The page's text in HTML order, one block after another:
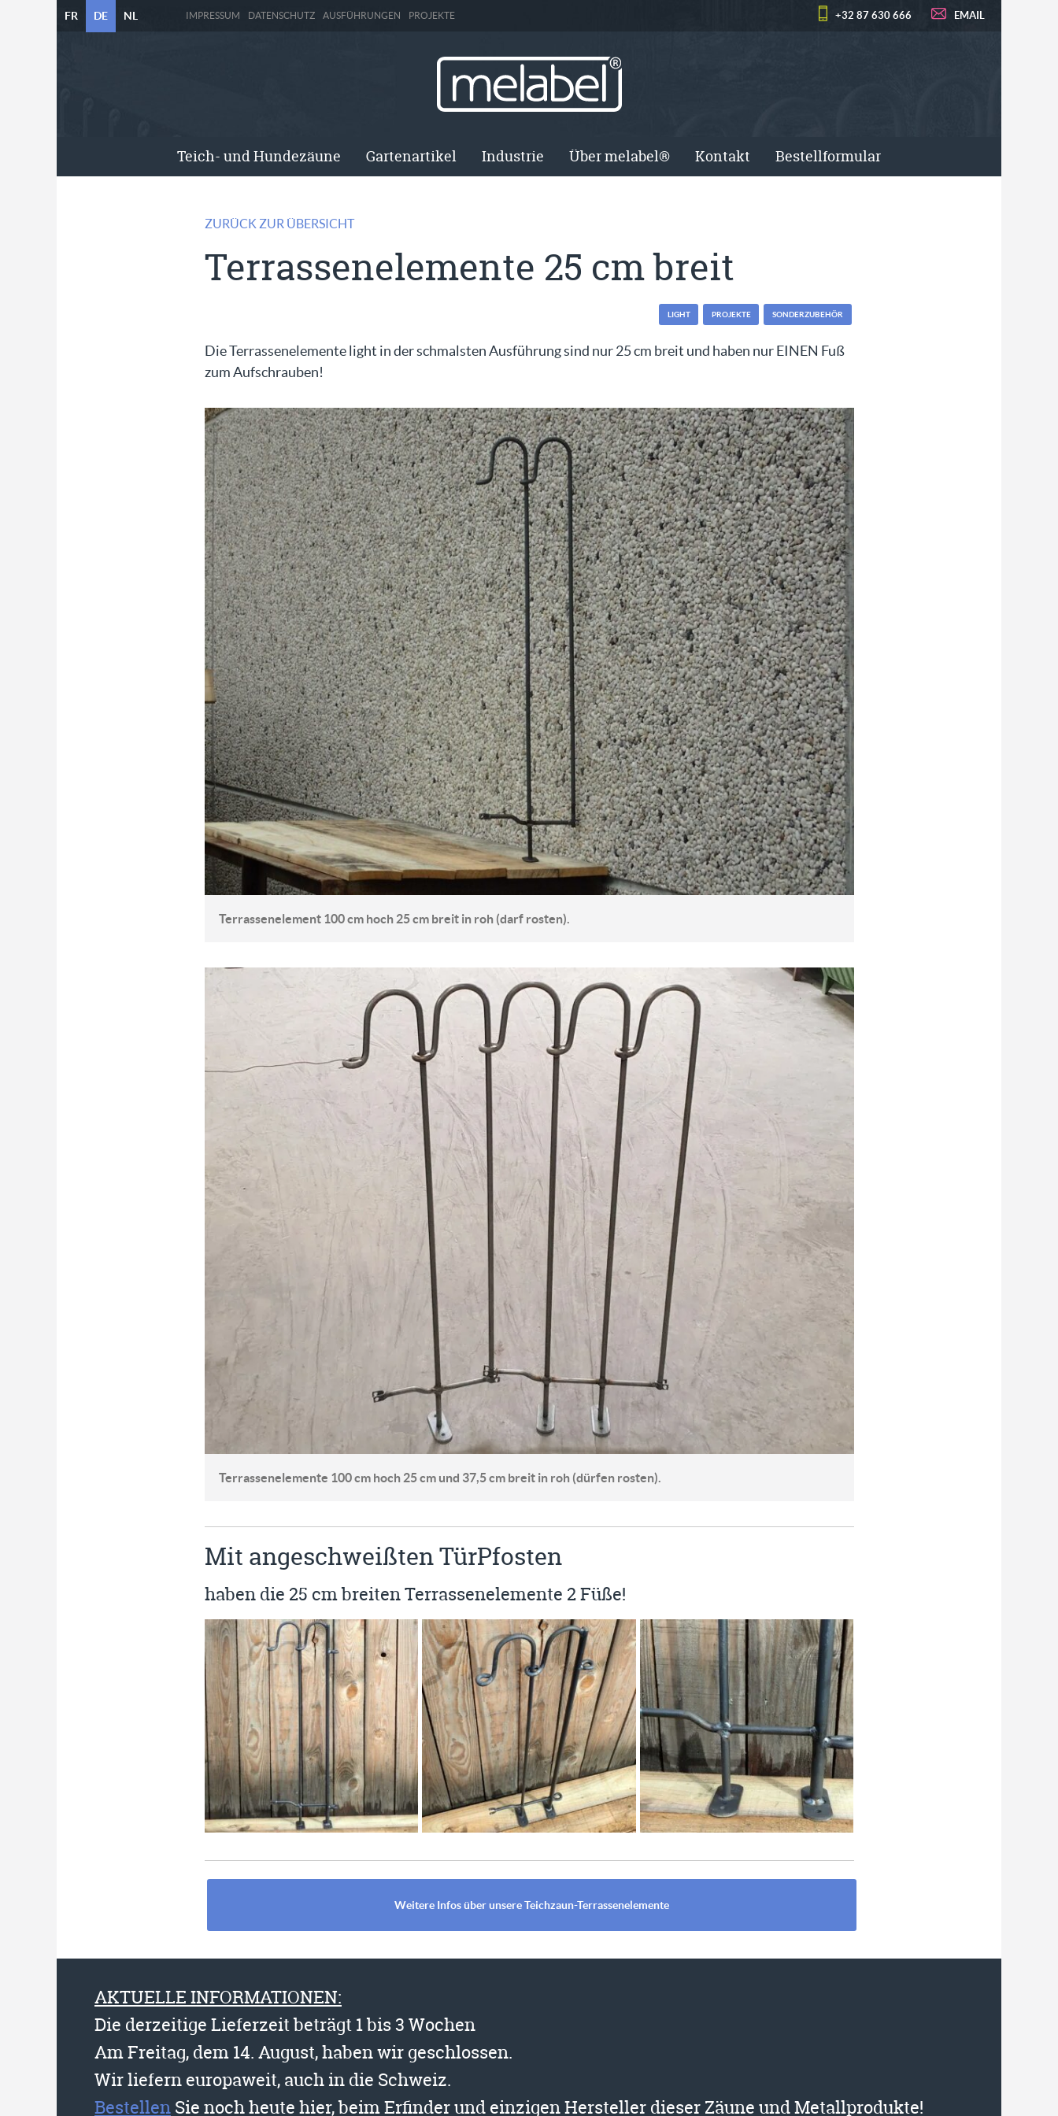
FR DE NL IMPRESSUM DATENSCHUTZ AUSFÜHRUNGEN PROJEKTE +32 87 630 666 EMAIL
Teich- und Hundezäune Gartenartikel Industrie Über melabel® Kontakt Bestellformular
ZURÜCK ZUR ÜBERSICHT
Terrassenelemente 25 cm breit
LIGHT PROJEKTE SONDERZUBEHÖR
Die Terrassenelemente light in der schmalsten Ausführung sind nur 25 cm breit und haben nur EINEN Fuß
zum Aufschrauben!
Terrassenelement 100 cm hoch 25 cm breit in roh (darf rosten).
Terrassenelemente 100 cm hoch 25 cm und 37,5 cm breit in roh (dürfen rosten).
Mit angeschweißten TürPfosten
haben die 25 cm breiten Terrassenelemente 2 Füße!
Weitere Infos über unsere Teichzaun-Terrassenelemente
AKTUELLE INFORMATIONEN:
Die derzeitige Lieferzeit beträgt 1 bis 3 Wochen
Am Freitag, dem 14. August, haben wir geschlossen.
Wir liefern europaweit, auch in die Schweiz.
Bestellen Sie noch heute hier, beim Erfinder und einzigen Hersteller dieser Zäune und Metallprodukte!